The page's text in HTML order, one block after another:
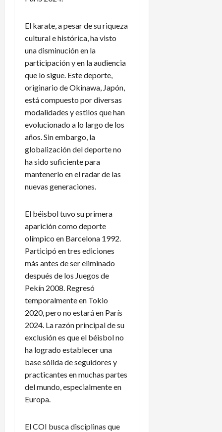
El karate, a pesar de su riqueza
cultural e histórica, ha visto
una disminución en la
participación y en la audiencia
que lo sigue. Este deporte,
originario de Okinawa, Japón,
está compuesto por diversas
modalidades y estilos que han
evolucionado a lo largo de los
años. Sin embargo, la
globalización del deporte no
ha sido suficiente para
mantenerlo en el radar de las
nuevas generaciones.
El béisbol tuvo su primera
aparición como deporte
olímpico en Barcelona 1992.
Participó en tres ediciones
más antes de ser eliminado
después de los Juegos de
Pekín 2008. Regresó
temporalmente en Tokio
2020, pero no estará en París
2024. La razón principal de su
exclusión es que el béisbol no
ha logrado establecer una
base sólida de seguidores y
practicantes en muchas partes
del mundo, especialmente en
Europa.
El COI busca disciplinas que